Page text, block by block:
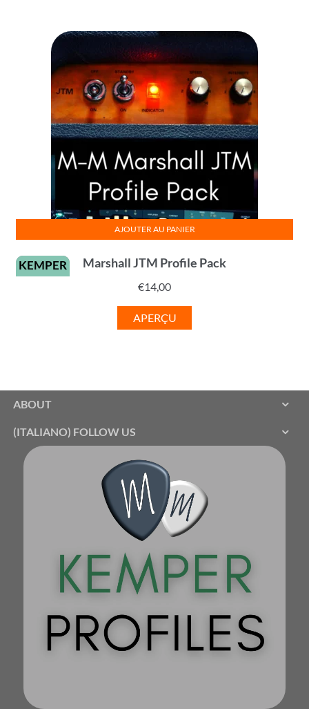
KEMPER Marshall JTM Profile Pack
€14,00
AJOUTER AU PANIER
APERÇU
ABOUT
(ITALIANO) FOLLOW US